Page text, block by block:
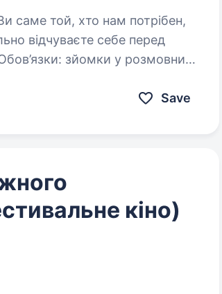
відчуваєте себе перед
у розмовних
Save
кіно)